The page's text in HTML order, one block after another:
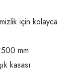
için kolayca
mm
kasası